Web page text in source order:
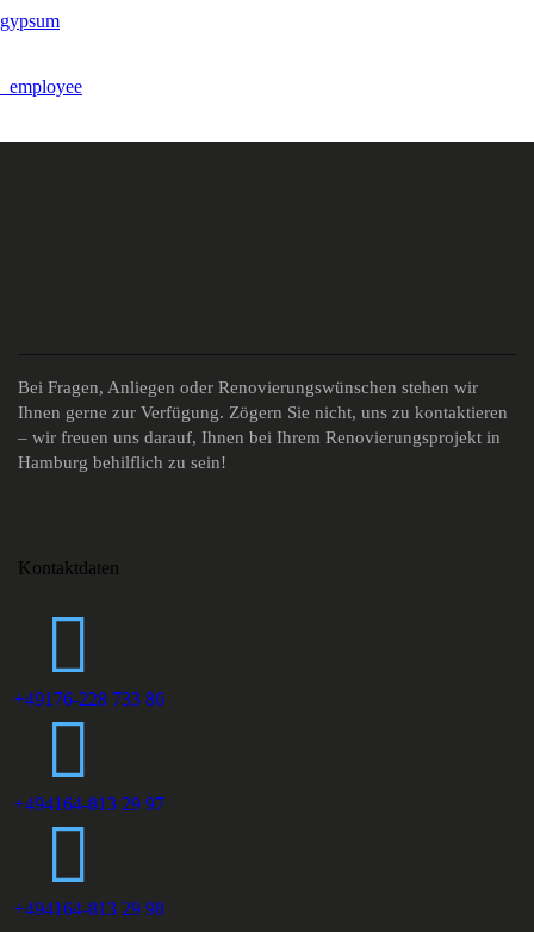
gypsum
_employee
Bei Fragen, Anliegen oder Renovierungswünschen stehen wir
Ihnen gerne zur Verfügung. Zögern Sie nicht, uns zu kontaktieren
– wir freuen uns darauf, Ihnen bei Ihrem Renovierungsprojekt in
Hamburg behilflich zu sein!
Kontaktdaten
+49176-228 733 86
+494164-813 29 97
+494164-813 29 98